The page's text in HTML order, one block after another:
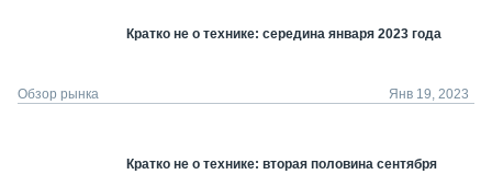
Кратко не о технике: середина января 2023 года
Обзор рынка Янв 19, 2023
Кратко не о технике: вторая половина сентября